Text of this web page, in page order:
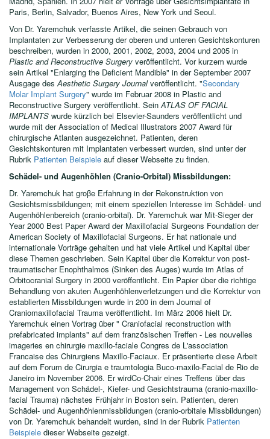
Paris, Berlin, Salvador, Buenos Aires, New York und Seoul.
Von Dr. Yaremchuk verfasste Artikel, die seinen Gebrauch von
Implantaten zur Verbesserung der oberen und unteren Gesichtskonturen
beschreiben, wurden in 2000, 2001, 2002, 2003, 2004 und 2005 in
Plastic and Reconstructive Surgery veröffentlicht. Vor kurzem wurde
sein Artikel "Enlarging the Deficient Mandible" in der September 2007
Ausgage desAesthetic Surgery Journalveröffentlicht. "Secondary
Molar Implant Surgery" wurde im Februar 2008 in Plastic and
Reconstructive Surgery veröffentlicht. SeinATLAS OF FACIAL
IMPLANTS wurde kürzlich bei Elsevier-Saunders veröffentlicht und
wurde mit der Association of Medical Illustrators 2007 Award für
chirurgische Atlanten ausgezeichnet. Patienten, deren
Gesichtskonturen mit Implantaten verbessert wurden, sind unter der
Rubrik Patienten Beispiele auf dieser Webseite zu finden.
Schädel- und Augenhöhlen (Cranio-Orbital) Missbildungen:
Dr. Yaremchuk hat groβe Erfahrung in der Rekonstruktion von
Gesichtsmissbildungen; mit einem speziellen Interesse im Schädel- und
Augenhöhlenbereich (cranio-orbital). Dr. Yaremchuk war Mit-Sieger der
Year 2000 Best Paper Award der Maxillofacial Surgeons Foundation der
American Society of Maxillofacial Surgeons. Er hat nationale und
internationale Vorträge gehalten und hat viele Artikel und Kapital über
diese Themen geschrieben. Sein Kapitel über die Korrektur von post-
traumatischer Enophthalmos (Sinken des Auges) wurde im Atlas of
Orbitocranial Surgery in 2000 veröffentlicht. Ein Papier über die richtige
Behandlung von akuten Augenhöhlenverletzungen und die Korrektur von
establierten Missbildungen wurde in 200 in dem Journal of
Craniomaxillofacial Trauma veröffentlicht. Im März 2006 hielt Dr.
Yaremchuk einen Vortrag über " Craniofacial reconstruction with
prefabricated implants" auf dem französischen Treffen - Les nouvelles
imageries en chirurgie maxillo-faciale Congres de L'association
Francaise des Chirurgiens Maxillo-Faciaux. Er präsentierte diese Arbeit
auf dem Forum de Cirurgia e traumtologia Buco-maxilo-Facial de Rio de
Janeiro im November 2006. Er wirdCo-Chair eines Treffens über das
Management von Schädel-, Kiefer- und Gesichtstrauma (cranio-maxillo-
facial Trauma) nächstes Frühjahr in Boston sein. Patienten, deren
Schädel- und Augenhöhlenmissbildungen (cranio-orbitale Missbildungen)
von Dr. Yaremchuk behandelt wurden, sind in der Rubrik Patienten
Beispiele dieser Webseite gezeigt.